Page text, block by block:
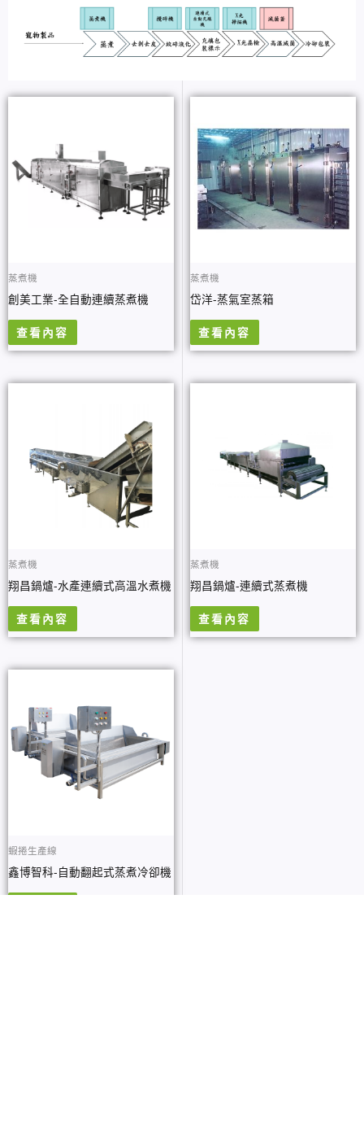
蒸煮機
創美工業-全自動連續蒸煮機
查看內容
蒸煮機
岱洋-蒸氣室蒸箱
查看內容
蒸煮機
翔昌鍋爐-水產連續式高溫水煮機
查看內容
蒸煮機
翔昌鍋爐-連續式蒸煮機
查看內容
蝦捲生產線
鑫博智科-自動翻起式蒸煮冷卻機